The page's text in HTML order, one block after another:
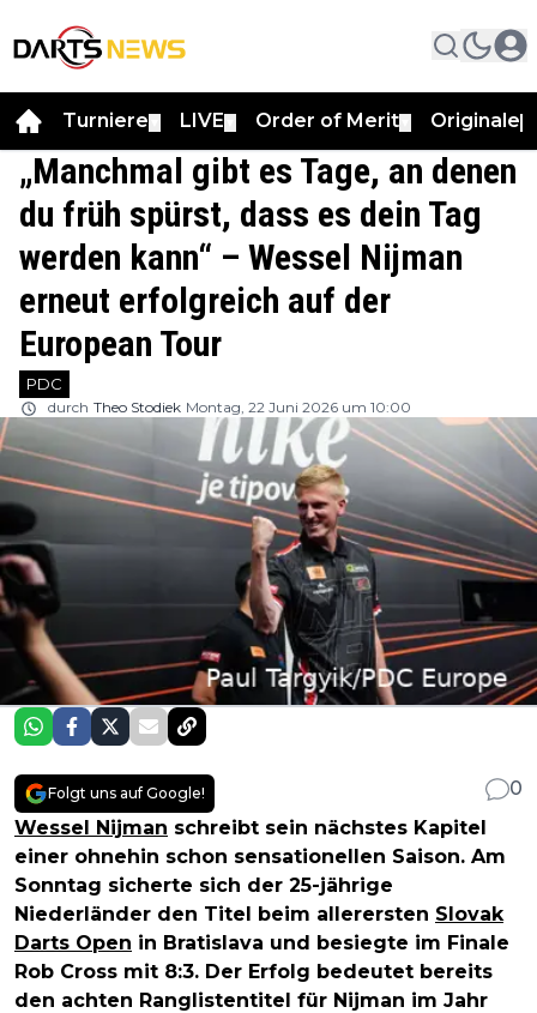
Turniere LIVE Order of Merit Originale
„Manchmal gibt es Tage, an denen
du früh spürst, dass es dein Tag
werden kann“ – Wessel Nijman
erneut erfolgreich auf der
European Tour
PDC
durch Theo Stodiek Montag, 22 Juni 2026 um 10:00
Folgt uns auf Google!
0
Wessel Nijman schreibt sein nächstes Kapitel
einer ohnehin schon sensationellen Saison. Am
Sonntag sicherte sich der 25-jährige
Niederländer den Titel beim allerersten Slovak
Darts Open in Bratislava und besiegte im Finale
Rob Cross mit 8:3. Der Erfolg bedeutet bereits
den achten Ranglistentitel für Nijman im Jahr